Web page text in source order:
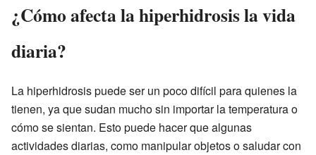
¿Cómo afecta la hiperhidrosis la vida
diaria?
La hiperhidrosis puede ser un poco difícil para quienes la
tienen, ya que sudan mucho sin importar la temperatura o
cómo se sientan. Esto puede hacer que algunas
actividades diarias, como manipular objetos o saludar con